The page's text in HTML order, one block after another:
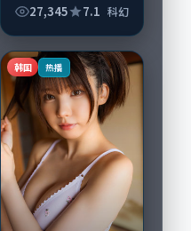
27,345 7.1 科幻
韩国 热播